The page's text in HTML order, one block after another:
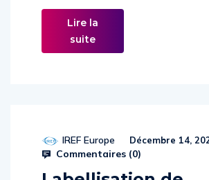
Lire la
suite
IREF Europe Décembre 14,